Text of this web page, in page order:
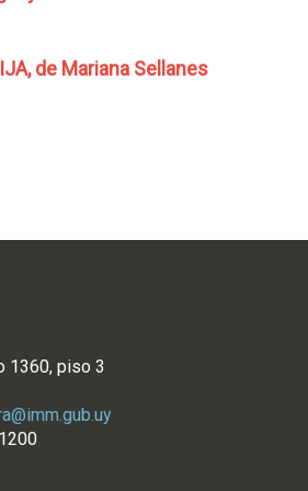
de Mariana Sellanes
1360, piso 3